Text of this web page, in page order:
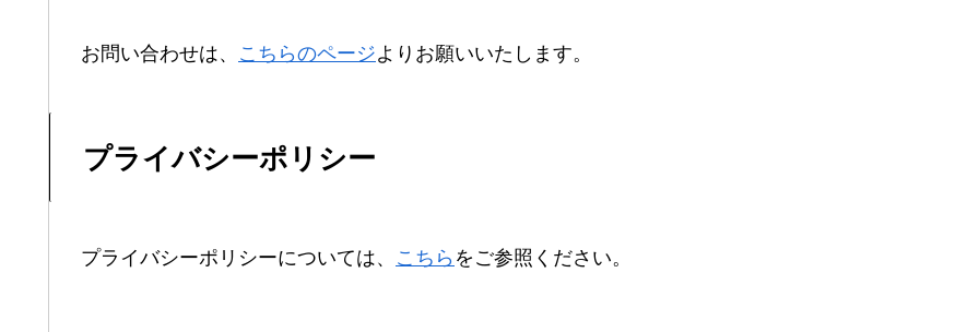
お問い合わせは、 こちらのページよりお願いいたします。
プライバシーポリシー
プライバシーポリシーについては、 こちらをご参照ください。